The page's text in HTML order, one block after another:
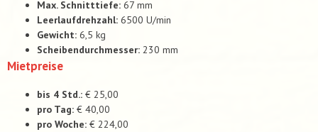
Max. Schnitttiefe: 67 mm
Leerlaufdrehzahl: 6500 U/min
Gewicht: 6,5 kg
Scheibendurchmesser: 230 mm
Mietpreise
bis 4 Std.: € 25,00
pro Tag: € 40,00
pro Woche: € 224,00